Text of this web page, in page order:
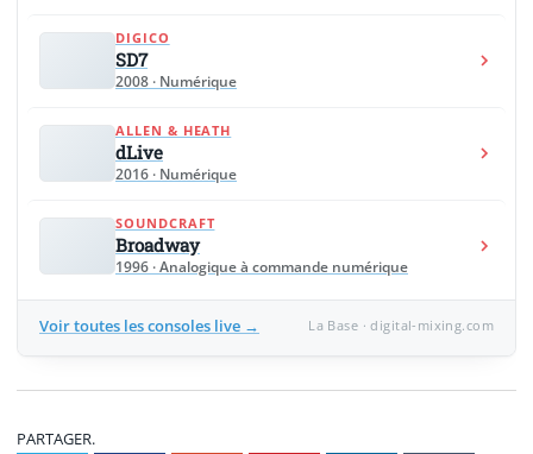
DIGICO
SD7
2008 · Numérique
ALLEN & HEATH
dLive
2016 · Numérique
SOUNDCRAFT
Broadway
1996 · Analogique à commande numérique
Voir toutes les consoles live → La Base · digital-mixing.com
PARTAGER.